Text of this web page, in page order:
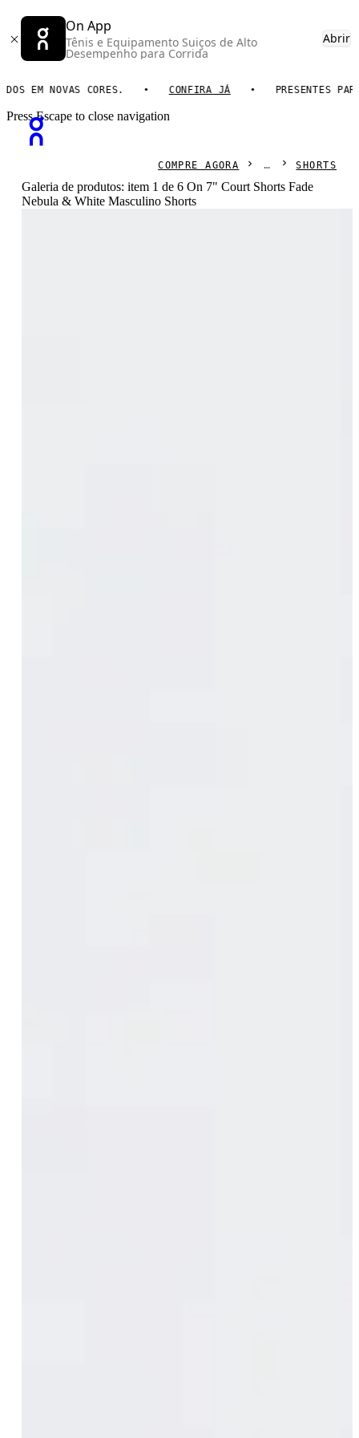
On App
Tênis e Equipamento Suiços de Alto
Desempenho para Corrida
Abrir
EM NOVAS CORES. CONFIRA JÁ PRESENTES PARA
Press Escape to close navigation
COMPRE AGORA SHORTS
Galeria de produtos: item 1 de 6 On 7" Court Shorts Fade
Nebula & White Masculino Shorts